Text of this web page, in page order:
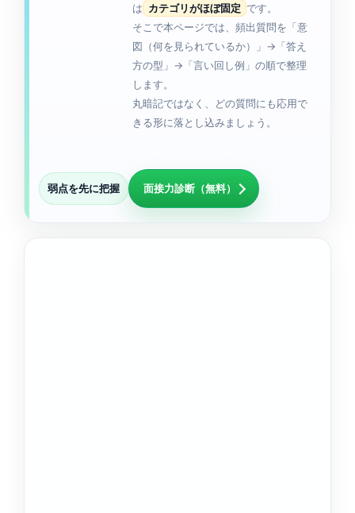
は カテゴリがほぼ固定 です。
そこで本ページでは、頻出質問を「意
図（何を見られているか）」→「答え
方の型」→「言い回し例」の順で整理
します。
丸暗記ではなく、どの質問にも応用で
きる形に落とし込みましょう。
弱点を先に把握 面接力診断（無料）